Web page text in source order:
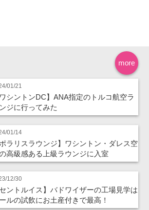
more
01/21
ワシントンDC】ANA指定のトルコ航空ラ
ジに行ってみた
01/14
ポラリスラウンジ】ワシントン・ダレス空
高級感ある上級ラウンジに入室
12/30
セントルイス】バドワイザーの工場見学は
ルの試飲にお土産付きで最高！